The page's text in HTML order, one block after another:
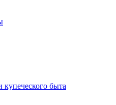
купеческого быта